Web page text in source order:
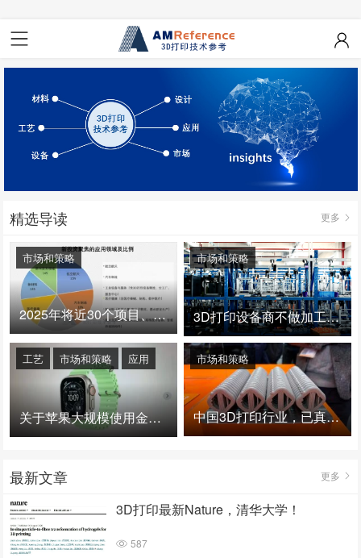
精选导读 更多
2025年将近30个项目、150亿投资：3D打印真的迎来爆发拐点了吗
市场和策略
3D打印设备商不做加工服务，就成了旁观者！
市场和策略
关于苹果大规模使用金属3D打印的思考
工艺 市场和策略 应用
中国3D打印行业，已真正进入爆发时代！
市场和策略
最新文章 更多
3D打印最新Nature，清华大学！
587